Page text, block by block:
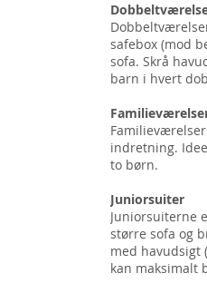
safebox (mod
sofa. Skrå
barn i hvert
indretning.
to børn.
Juniorsuiter
Juniorsuiterne
større sofa og
med havudsigt
kan maksimalt